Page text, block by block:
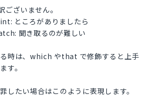
ざいません。
ところがありましたら
聞き取るのが難しい
時は、which やthat で修飾すると上手
す。
したい場合はこのように表現します。